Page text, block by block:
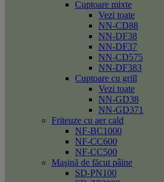
Cuptoare mixte
Vezi toate
NN-CD88
NN-DF38
NN-DF37
NN-CD575
NN-DF383
Cuptoare cu grill
Vezi toate
NN-GD38
NN-GD371
Friteuze cu aer cald
NF-BC1000
NF-CC600
NF-CC500
Maşină de făcut pâine
SD-PN100